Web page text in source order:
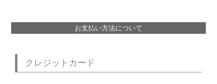
お支払い方法について
クレジットカード